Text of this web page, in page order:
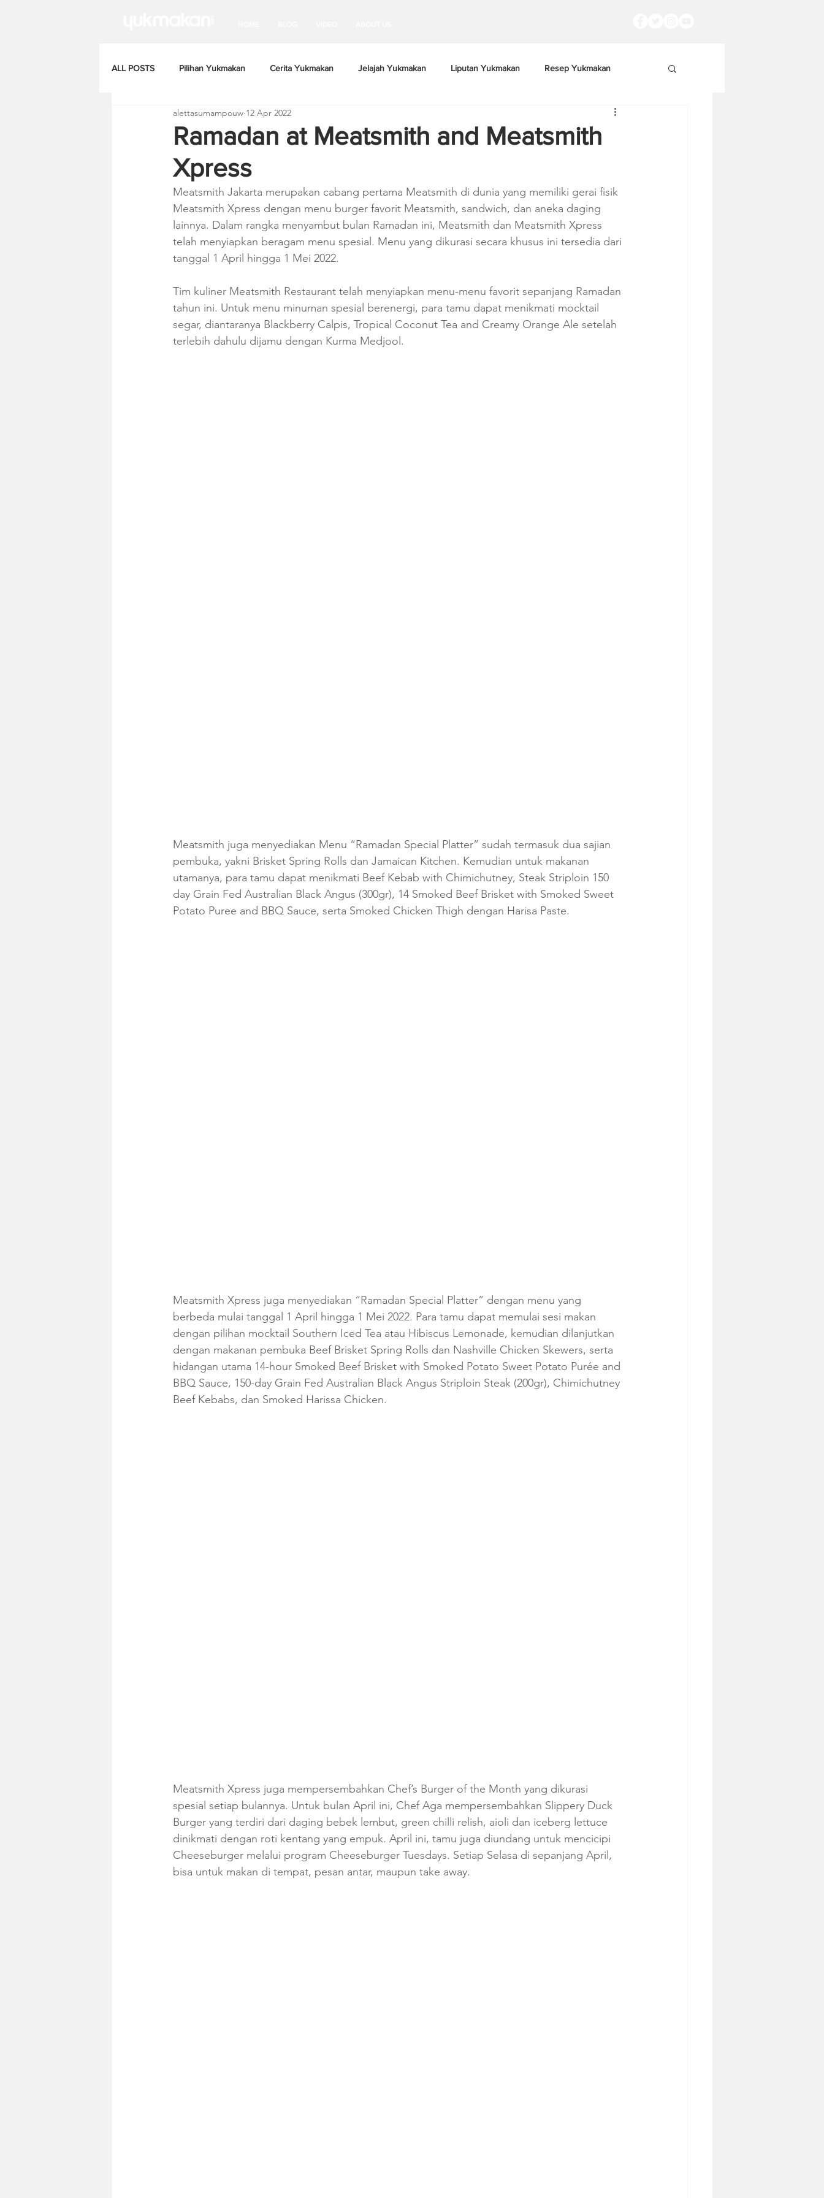
ALL POSTS Pilihan Yukmakan Cerita Yukmakan Jelajah Yukmakan Liputan Yukmakan Resep Yukmakan
Ramadan at Meatsmith and Meatsmith
Xpress
alettasumampouw 12 Apr 2022
Meatsmith Jakarta merupakan cabang pertama Meatsmith di dunia yang memiliki gerai fisik
Meatsmith Xpress dengan menu burger favorit Meatsmith, sandwich, dan aneka daging
lainnya. Dalam rangka menyambut bulan Ramadan ini, Meatsmith dan Meatsmith Xpress
telah menyiapkan beragam menu spesial. Menu yang dikurasi secara khusus ini tersedia dari
tanggal 1 April hingga 1 Mei 2022.
Tim kuliner Meatsmith Restaurant telah menyiapkan menu-menu favorit sepanjang Ramadan
tahun ini. Untuk menu minuman spesial berenergi, para tamu dapat menikmati mocktail
segar, diantaranya Blackberry Calpis, Tropical Coconut Tea and Creamy Orange Ale setelah
terlebih dahulu dijamu dengan Kurma Medjool.
Meatsmith juga menyediakan Menu “Ramadan Special Platter” sudah termasuk dua sajian
pembuka, yakni Brisket Spring Rolls dan Jamaican Kitchen. Kemudian untuk makanan
utamanya, para tamu dapat menikmati Beef Kebab with Chimichutney, Steak Striploin 150
day Grain Fed Australian Black Angus (300gr), 14 Smoked Beef Brisket with Smoked Sweet
Potato Puree and BBQ Sauce, serta Smoked Chicken Thigh dengan Harisa Paste.
Meatsmith Xpress juga menyediakan “Ramadan Special Platter” dengan menu yang
berbeda mulai tanggal 1 April hingga 1 Mei 2022. Para tamu dapat memulai sesi makan
dengan pilihan mocktail Southern Iced Tea atau Hibiscus Lemonade, kemudian dilanjutkan
dengan makanan pembuka Beef Brisket Spring Rolls dan Nashville Chicken Skewers, serta
hidangan utama 14-hour Smoked Beef Brisket with Smoked Potato Sweet Potato Purée and
BBQ Sauce, 150-day Grain Fed Australian Black Angus Striploin Steak (200gr), Chimichutney
Beef Kebabs, dan Smoked Harissa Chicken.
Meatsmith Xpress juga mempersembahkan Chef’s Burger of the Month yang dikurasi
spesial setiap bulannya. Untuk bulan April ini, Chef Aga mempersembahkan Slippery Duck
Burger yang terdiri dari daging bebek lembut, green chilli relish, aioli dan iceberg lettuce
dinikmati dengan roti kentang yang empuk. April ini, tamu juga diundang untuk mencicipi
Cheeseburger melalui program Cheeseburger Tuesdays. Setiap Selasa di sepanjang April,
bisa untuk makan di tempat, pesan antar, maupun take away.